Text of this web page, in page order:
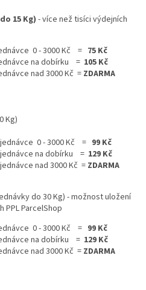
15 Kg) - více než tisíci výdejních
0 - 3000 Kč = 75 Kč
na dobírku = 105 Kč
nad 3000 Kč =ZDARMA
Kg)
0 - 3000 Kč = 99 Kč
na dobírku = 129 Kč
nad 3000 Kč = ZDARMA
do 30 Kg) - možnost uložení
PPL ParcelShop
0 - 3000 Kč = 99 Kč
na dobírku = 129 Kč
nad 3000 Kč =ZDARMA